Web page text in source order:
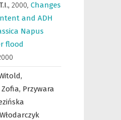
2000, Changes
and ADH
Napus
flood
Przywara
Włodarczyk